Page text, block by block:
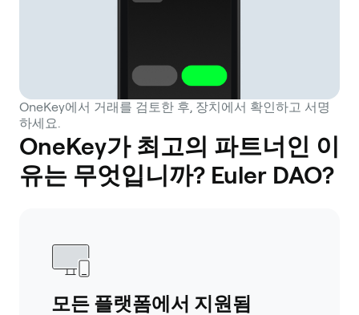
OneKey에서 거래를 검토한 후, 장치에서 확인하고 서명
하세요.
OneKey가 최고의 파트너인 이
유는 무엇입니까? Euler DAO?
모든 플랫폼에서 지원됨